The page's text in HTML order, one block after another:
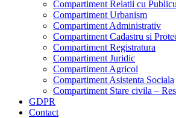
Compartiment Relatii cu
Compartiment Urbanism
Compartiment Administrativ
Compartiment Cadastru si
Compartiment Registratura
Compartiment Juridic
Compartiment Agricol
Compartiment Asistenta Sociala
Compartiment Stare civila –
GDPR
Contact